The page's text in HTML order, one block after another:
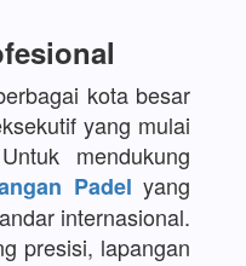
kota besar
yang mulai
mendukung
Padel yang
internasional.
presisi, lapangan